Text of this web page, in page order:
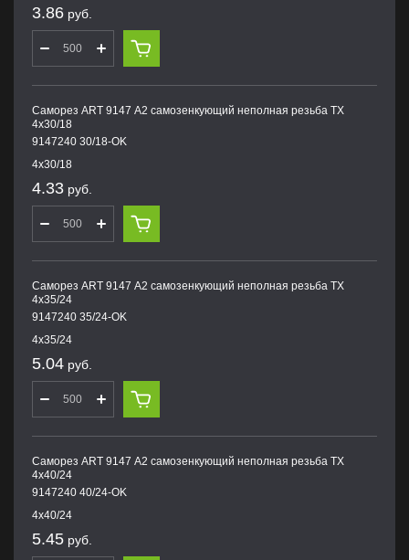
3.86 руб.
Саморез ART 9147 А2 самозенкующий неполная резьба TX
4х30/18
9147240 30/18-OK
4х30/18
4.33 руб.
Саморез ART 9147 А2 самозенкующий неполная резьба TX
4х35/24
9147240 35/24-OK
4х35/24
5.04 руб.
Саморез ART 9147 А2 самозенкующий неполная резьба TX
4х40/24
9147240 40/24-OK
4х40/24
5.45 руб.